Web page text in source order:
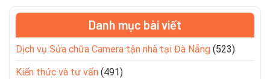
Danh mục bài viết
Dịch vụ Sửa chữa Camera tận nhà tại Đà Nẵng (523)
Kiến thức và tư vấn (491)